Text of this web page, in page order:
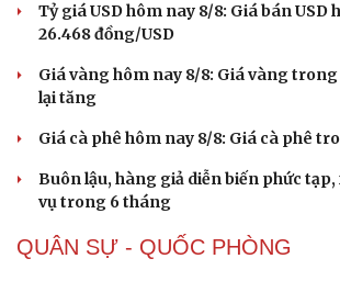
Sức khỏe
Dinh dưỡng - món ngon
Cây thuốc
Nhà đẹp
Giá xăng dầu hôm nay 8/8: Giá
hiệu mở lại eo biển Hormuz
Tỷ giá USD hôm nay 8/8: Giá bán USD